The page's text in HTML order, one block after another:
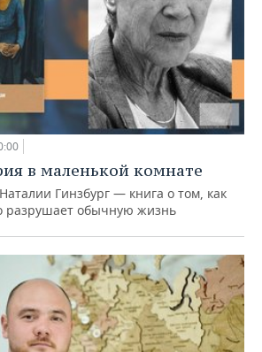
в маленькой комнате
Гинзбург — книга о том, как
разрушает обычную жизнь